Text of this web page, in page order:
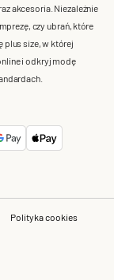
akcesoria. Niezależnie
czy ubrań, które
plus size, w której
i odkryj modę
Polityka cookies